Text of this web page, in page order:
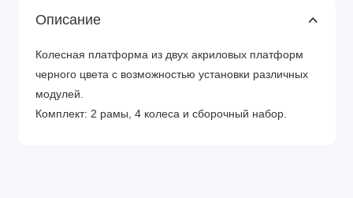
Описание
Колесная платформа из двух акриловых платформ
черного цвета с возможностью установки различных
модулей.
Комплект: 2 рамы, 4 колеса и сборочный набор.